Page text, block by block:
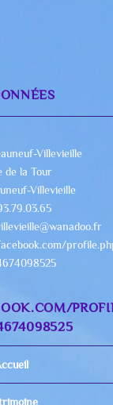
Villevieille
de la Tour
Villevieille